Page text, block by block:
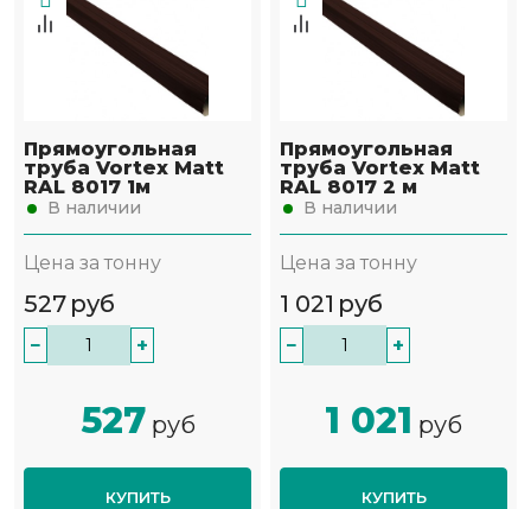
Прямоугольная
труба Vortex Matt
RAL 8017 1м
В наличии
Цена за тонну
527 руб
− +
527 руб
КУПИТЬ
Прямоугольная
труба Vortex Matt
RAL 8017 2 м
В наличии
Цена за тонну
1 021 руб
− +
1 021 руб
КУПИТЬ